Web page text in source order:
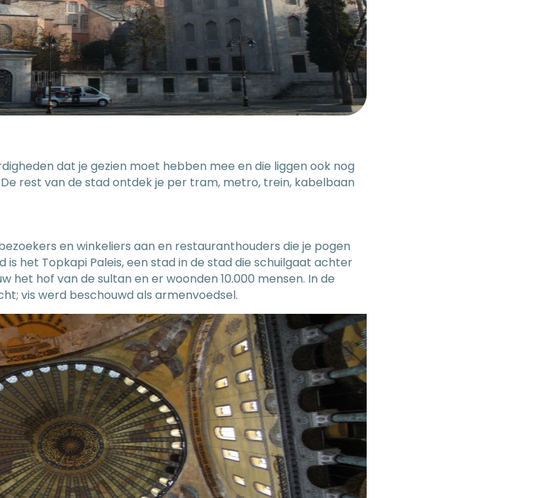
dat je gezien moet hebben mee en die liggen ook nog
rest van de stad ontdek je per tram, metro, trein, kabelbaan
en winkeliers aan en restauranthouders die je pogen
het Topkapi Paleis, een stad in de stad die schuilgaat achter
het hof van de sultan en er woonden 10.000 mensen. In de
vis werd beschouwd als armenvoedsel.